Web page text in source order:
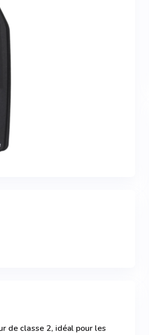
de classe 2, idéal pour les